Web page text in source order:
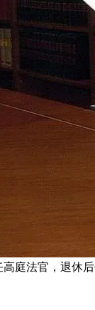
高庭法官，退休